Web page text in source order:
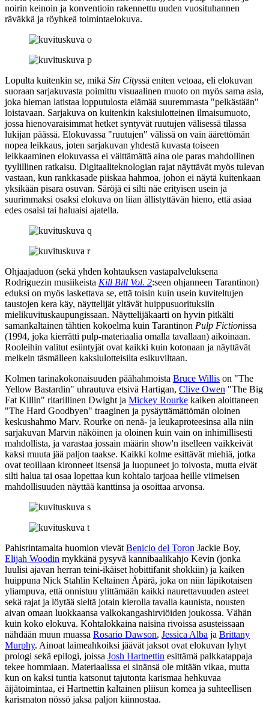
noirin keinoin ja konventioin rakennettu uuden vuosituhannen
räväkkä ja röyhkeä toimintaelokuva.
Lopulta kuitenkin se, mikä Sin Cityssä eniten vetoaa, eli elokuvan
suoraan sarjakuvasta poimittu visuaalinen muoto on myös sama asia,
joka hieman latistaa lopputulosta elämää suuremmasta "pelkästään"
loistavaan. Sarjakuva on kuitenkin kaksiulotteinen ilmaisumuoto,
jossa hienovaraisimmat hetket syntyvät ruutujen välisessä tilassa
lukijan päässä. Elokuvassa "ruutujen" välissä on vain äärettömän
nopea leikkaus, joten sarjakuvan yhdestä kuvasta toiseen
leikkaaminen elokuvassa ei välttämättä aina ole paras mahdollinen
tyylillinen ratkaisu. Digitaaliteknologian rajat näyttävät myös tulevan
vastaan, kun rankkasade piiskaa hahmoa, johon ei näytä kuitenkaan
yksikään pisara osuvan. Säröjä ei silti näe erityisen usein ja
suurimmaksi osaksi elokuva on liian ällistyttävän hieno, että asiaa
edes osaisi tai haluaisi ajatella.
Ohjaajaduon (sekä yhden kohtauksen vastapalveluksena
Rodriguezin musiikeista Kill Bill Vol. 2:seen ohjanneen Tarantinon)
eduksi on myös laskettava se, että toisin kuin usein kuviteltujen
taustojen kera käy, näyttelijät yltävät huippusuorituksiin
mielikuvituskaupungissaan. Näyttelijäkaarti on hyvin pitkälti
samankaltainen tähtien kokoelma kuin Tarantinon Pulp Fictionissa
(1994, joka kierrätti pulp-materiaalia omalla tavallaan) aikoinaan.
Rooleihin valitut esiintyjät ovat kaikki kuin kotonaan ja näyttävät
melkein täsmälleen kaksiulotteisilta esikuviltaan.
Kolmen tarinakokonaisuuden päähahmoista Bruce Willis on "The
Yellow Bastardin" uhrautuva etsivä Hartigan, Clive Owen "The Big
Fat Killin" ritarillinen Dwight ja Mickey Rourke kaiken aloittaneen
"The Hard Goodbyen" traaginen ja pysäyttämättömän oloinen
keskushahmo Marv. Rourke on nenä‑ ja leukaproteesinsa alla niin
sarjakuvan Marvin näköinen ja oloinen kuin vain on inhimillisesti
mahdollista, ja varastaa jossain määrin show'n itselleen vaikkeivät
kaksi muuta jää paljon taakse. Kaikki kolme esittävät miehiä, jotka
ovat teoillaan kironneet itsensä ja luopuneet jo toivosta, mutta eivät
silti halua tai osaa lopettaa kun kohtalo tarjoaa heille viimeisen
mahdollisuuden näyttää kanttinsa ja osoittaa arvonsa.
Pahisrintamalta huomion vievät Benicio del Toron Jackie Boy,
Elijah Woodin mykkänä pysyvä kannibaalikahjo Kevin (jonka
luulisi ajavan herran teini-ikäiset hobittifanit shokkiin) ja kaiken
huippuna Nick Stahlin Keltainen Äpärä, joka on niin läpikotaisen
yliampuva, että onnistuu ylittämään kaikki naurettavuuden asteet
sekä rajat ja löytää sieltä jotain kierolla tavalla kaunista, nousten
aivan omaan luokkaansa valkokangashirviöiden joukossa. Vähän
kuin koko elokuva. Kohtalokkaina naisina rivoissa asusteissaan
nähdään muun muassa Rosario Dawson, Jessica Alba ja Brittany
Murphy. Ainoat laimeahkoiksi jäävät jaksot ovat elokuvan lyhyt
prologi sekä epilogi, joissa Josh Hartnettin esittämä palkkatappaja
tekee hommiaan. Materiaalissa ei sinänsä ole mitään vikaa, mutta
kun on kaksi tuntia katsonut tajutonta karismaa hehkuvaa
äijätoimintaa, ei Hartnettin kaltainen pliisun komea ja suhteellisen
karismaton nössö jaksa paljon kiinnostaa.